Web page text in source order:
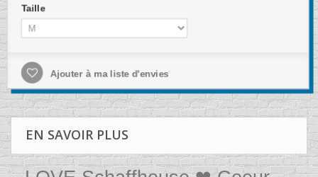
Taille
Ajouter à ma liste d'envies
EN SAVOIR PLUS